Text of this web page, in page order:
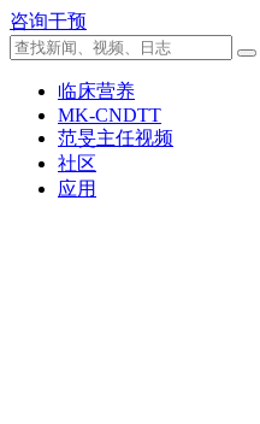
咨询干预
临床营养
MK-CNDTT
范旻主任视频
社区
应用